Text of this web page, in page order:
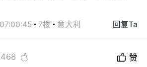
7楼 意大利 回复Ta
赞